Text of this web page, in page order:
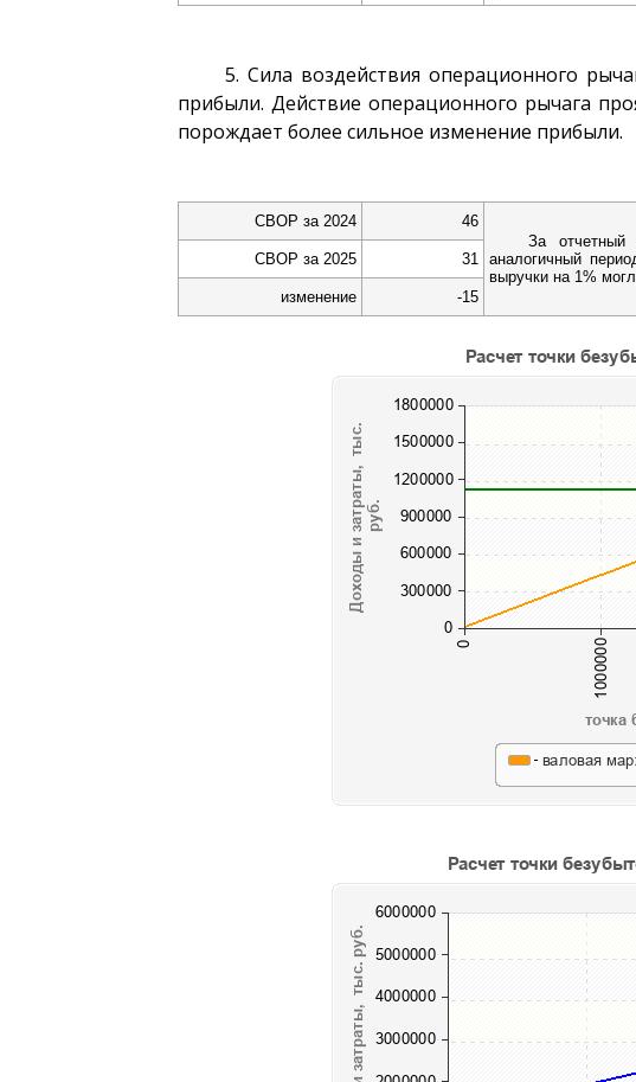
5. Сила воздействия операционного
прибыли. Действие операционного рычага
порождает более сильное изменение прибыли.
СВОР за 2024
46
За отчетный
аналогичный
выручки на 1%
СВОР за 2025 31
изменение -15